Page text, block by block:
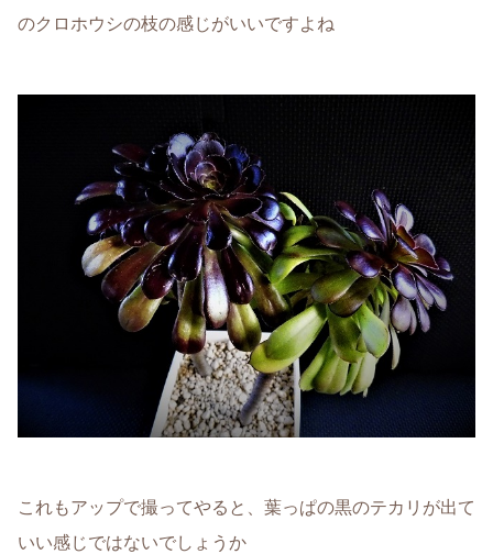
のクロホウシの枝の感じがいいですよね
これもアップで撮ってやると、葉っぱの黒のテカリが出て
いい感じではないでしょうか